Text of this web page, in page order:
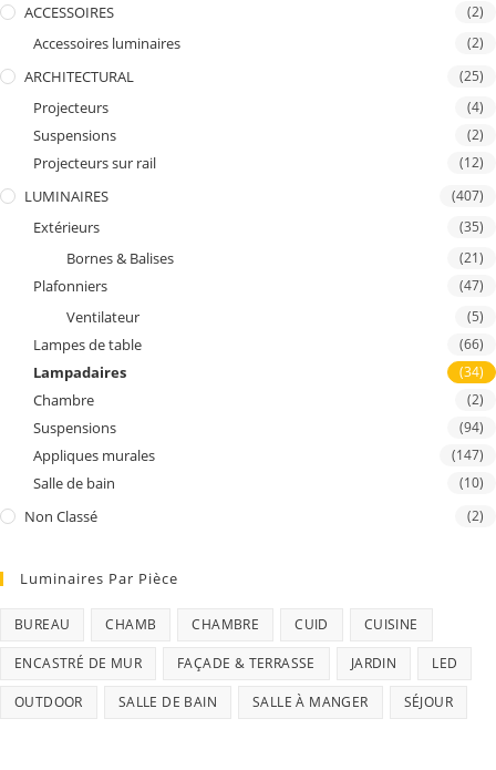
ACCESSOIRES (2)
Accessoires luminaires (2)
ARCHITECTURAL (25)
Projecteurs (4)
Suspensions (2)
Projecteurs sur rail (12)
LUMINAIRES (407)
Extérieurs (35)
Bornes & Balises (21)
Plafonniers (47)
Ventilateur (5)
Lampes de table (66)
Lampadaires (34)
Chambre (2)
Suspensions (94)
Appliques murales (147)
Salle de bain (10)
Non Classé (2)
Luminaires Par Pièce
BUREAU CHAMB CHAMBRE CUID CUISINE
ENCASTRÉ DE MUR FAÇADE & TERRASSE JARDIN LED
OUTDOOR SALLE DE BAIN SALLE À MANGER SÉJOUR